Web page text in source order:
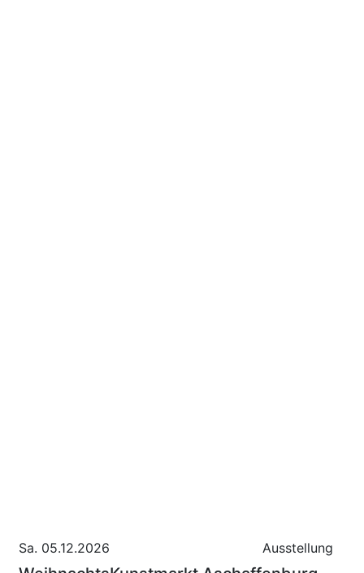
Sa. 05.12.2026 Ausstellung